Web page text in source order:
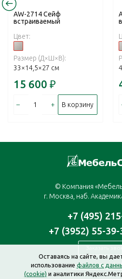
AW-2714 Сейф
встраиваемый
Цвет:
Размер (Д×Ш×В):
33×14,5×27 см
15 600 ₽
– + В корзину
© Компания
г. Москва, наб.
+7 (495)
+7 (3952) 55-39-
Заказать
Оставаясь на сайте, вы
использованиефайлов с
(cookie) и аналитики